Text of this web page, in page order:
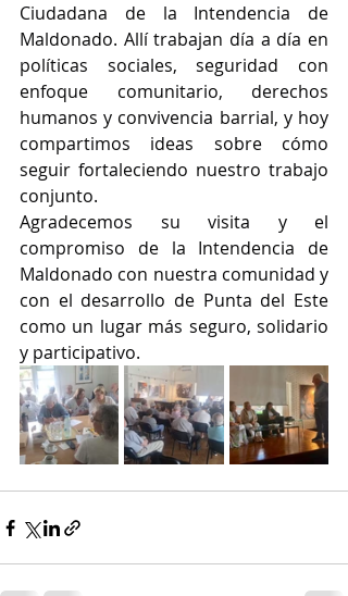
Ciudadana de la Intendencia de
Maldonado. Allí trabajan día a día en
políticas sociales, seguridad con
enfoque comunitario, derechos
humanos y convivencia barrial, y hoy
compartimos ideas sobre cómo
seguir fortaleciendo nuestro trabajo
conjunto.
Agradecemos su visita y el
compromiso de la Intendencia de
Maldonado con nuestra comunidad y
con el desarrollo de Punta del Este
como un lugar más seguro, solidario
y participativo.